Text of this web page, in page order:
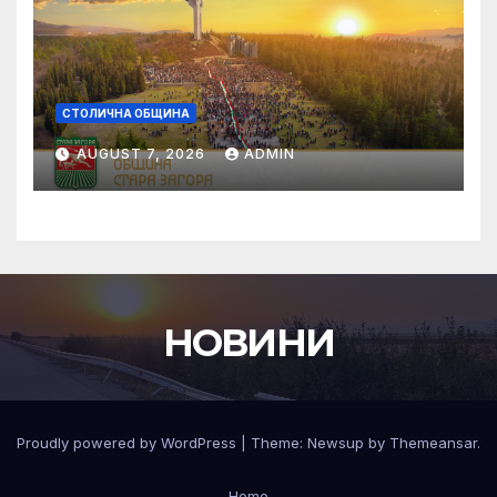
СТОЛИЧНА ОБЩИНА
AUGUST 7, 2026 ADMIN
НОВИНИ
Proudly powered by WordPress Theme: Newsup by Themeansar.